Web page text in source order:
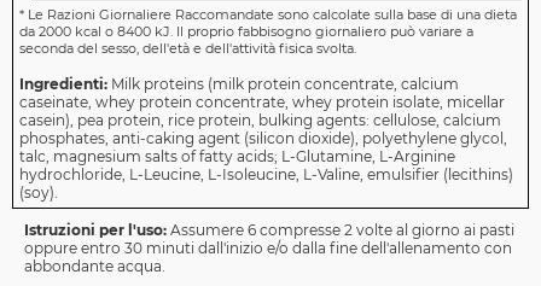
* Le Razioni Giornaliere Raccomandate sono calcolate sulla base di una dieta
da 2000 kcal o 8400 kJ. Il proprio fabbisogno giornaliero può variare a
seconda del sesso, dell'età e dell'attività fisica svolta.
Ingredienti: Milk proteins (milk protein concentrate, calcium
caseinate, whey protein concentrate, whey protein isolate, micellar
casein), pea protein, rice protein, bulking agents: cellulose, calcium
phosphates, anti-caking agent (silicon dioxide), polyethylene glycol,
talc, magnesium salts of fatty acids; L-Glutamine, L-Arginine
hydrochloride, L-Leucine, L-Isoleucine, L-Valine, emulsifier (lecithins)
(soy).
Istruzioni per l'uso: Assumere 6 compresse 2 volte al giorno ai pasti
oppure entro 30 minuti dall'inizio e/o dalla fine dell'allenamento con
abbondante acqua.